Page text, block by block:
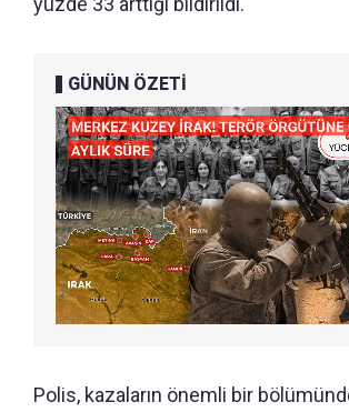
GÜNÜN ÖZETİ
Polis, kazaların önemli bir